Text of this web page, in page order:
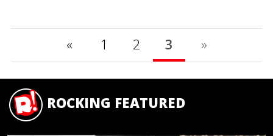
« 1 2 3 »
ROCKING FEATURED